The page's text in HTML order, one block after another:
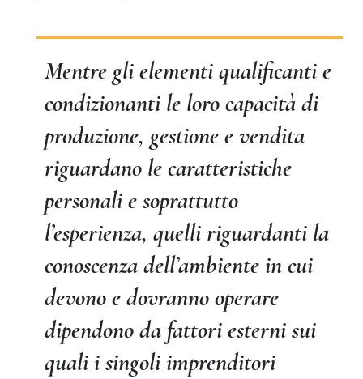
Mentre gli elementi qualificanti e
condizionanti le loro capacità di
produzione, gestione e vendita
riguardano le caratteristiche
personali e soprattutto
l’esperienza, quelli riguardanti la
conoscenza dell’ambiente in cui
devono e dovranno operare
dipendono da fattori esterni sui
quali i singoli imprenditori